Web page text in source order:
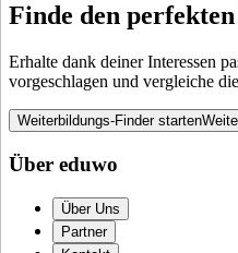
Finde den
Erhalte dank deiner Interessen
vorgeschlagen und vergleiche
Weiterbildungs-Finder starten
Über eduwo
Über Uns
Partner